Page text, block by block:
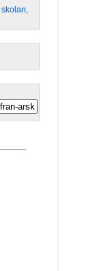
skolan,